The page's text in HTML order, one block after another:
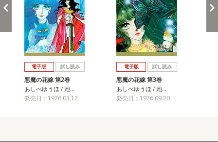
電子版 試し読み
悪魔の花嫁 第2巻
あしべゆうほ / 池…
発売日：1976.03.12
電子版 試し読み
悪魔の花嫁 第3巻
あしべゆうほ / 池…
発売日：1976.09.20